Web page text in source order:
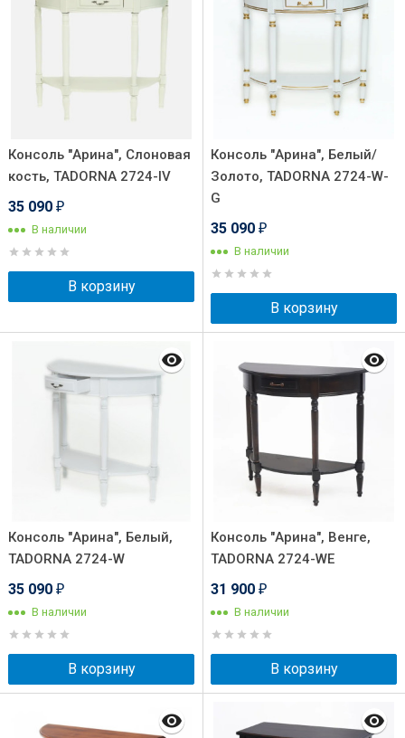
Консоль "Арина", Слоновая
кость, TADORNA 2724-IV
35 090 ₽
В наличии
В корзину
Консоль "Арина", Белый/
Золото, TADORNA 2724-W-
G
35 090 ₽
В наличии
В корзину
Консоль "Арина", Белый,
TADORNA 2724-W
35 090 ₽
В наличии
В корзину
Консоль "Арина", Венге,
TADORNA 2724-WE
31 900 ₽
В наличии
В корзину